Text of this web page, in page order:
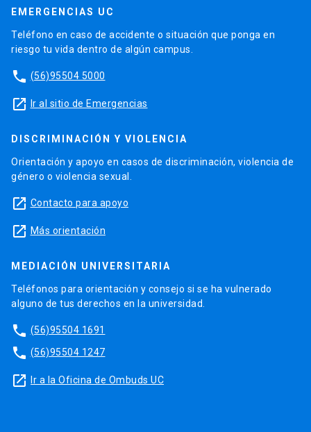
EMERGENCIAS UC
Teléfono en caso de accidente o situación que ponga en
riesgo tu vida dentro de algún campus.
phone (56)95504 5000
launch Ir al sitio de Emergencias
DISCRIMINACIÓN Y VIOLENCIA
Orientación y apoyo en casos de discriminación, violencia de
género o violencia sexual.
launch Contacto para apoyo
launch Más orientación
MEDIACIÓN UNIVERSITARIA
Teléfonos para orientación y consejo si se ha vulnerado
alguno de tus derechos en la universidad.
phone (56)95504 1691
phone (56)95504 1247
launch Ir a la Oficina de Ombuds UC